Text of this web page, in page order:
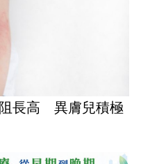
長高 異膚兒積極